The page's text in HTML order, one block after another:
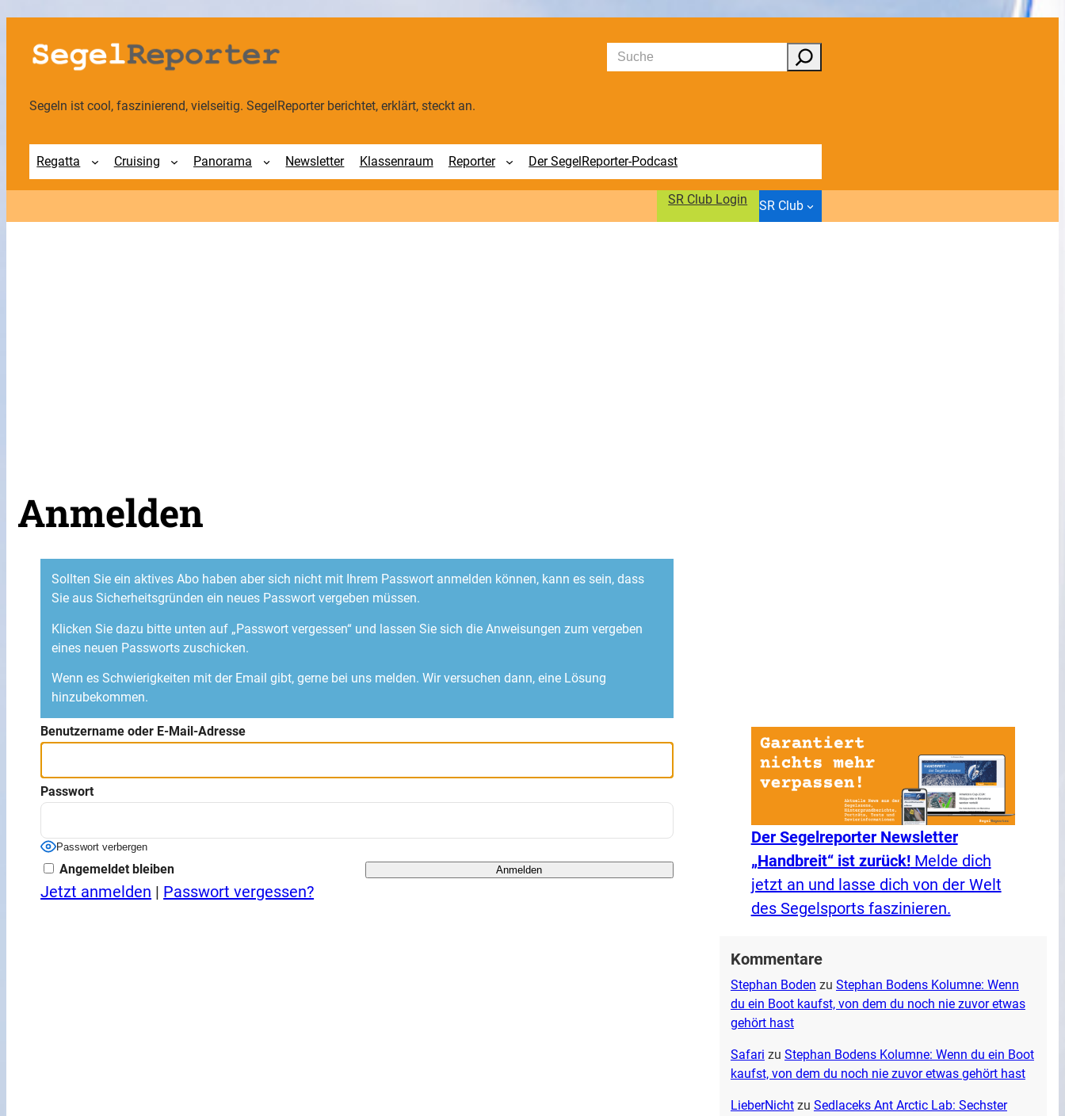
Suchen
Segeln ist cool, faszinierend, vielseitig. SegelReporter berichtet, erklärt, steckt an.
Regatta Cruising Panorama Newsletter Klassenraum Reporter Der SegelReporter-Podcast
SR Club Login SR Club
Anmelden
Sollten Sie ein aktives Abo haben aber sich nicht mit Ihrem Passwort anmelden können, kann es sein, dass
Sie aus Sicherheitsgründen ein neues Passwort vergeben müssen.
Klicken Sie dazu bitte unten auf „Passwort vergessen“ und lassen Sie sich die Anweisungen zum vergeben
eines neuen Passworts zuschicken.
Wenn es Schwierigkeiten mit der Email gibt, gerne bei uns melden. Wir versuchen dann, eine Lösung
hinzubekommen.
Benutzername oder E-Mail-Adresse
Passwort
Passwort verbergen
Angemeldet bleiben
Jetzt anmelden | Passwort vergessen?
Der Segelreporter Newsletter
„Handbreit“ ist zurück!Melde dich
jetzt an und lasse dich von der Welt
des Segelsports faszinieren.
Kommentare
Stephan Boden zu Stephan Bodens Kolumne: Wenn
du ein Boot kaufst, von dem du noch nie zuvor etwas
gehört hast
Safari zu Stephan Bodens Kolumne: Wenn du ein Boot
kaufst, von dem du noch nie zuvor etwas gehört hast
LieberNichtzu Sedlaceks Ant Arctic Lab: Sechster